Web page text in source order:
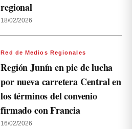
regional
18/02/2026
Red de Medios Regionales
Región Junín en pie de lucha
por nueva carretera Central en
los términos del convenio
firmado con Francia
16/02/2026